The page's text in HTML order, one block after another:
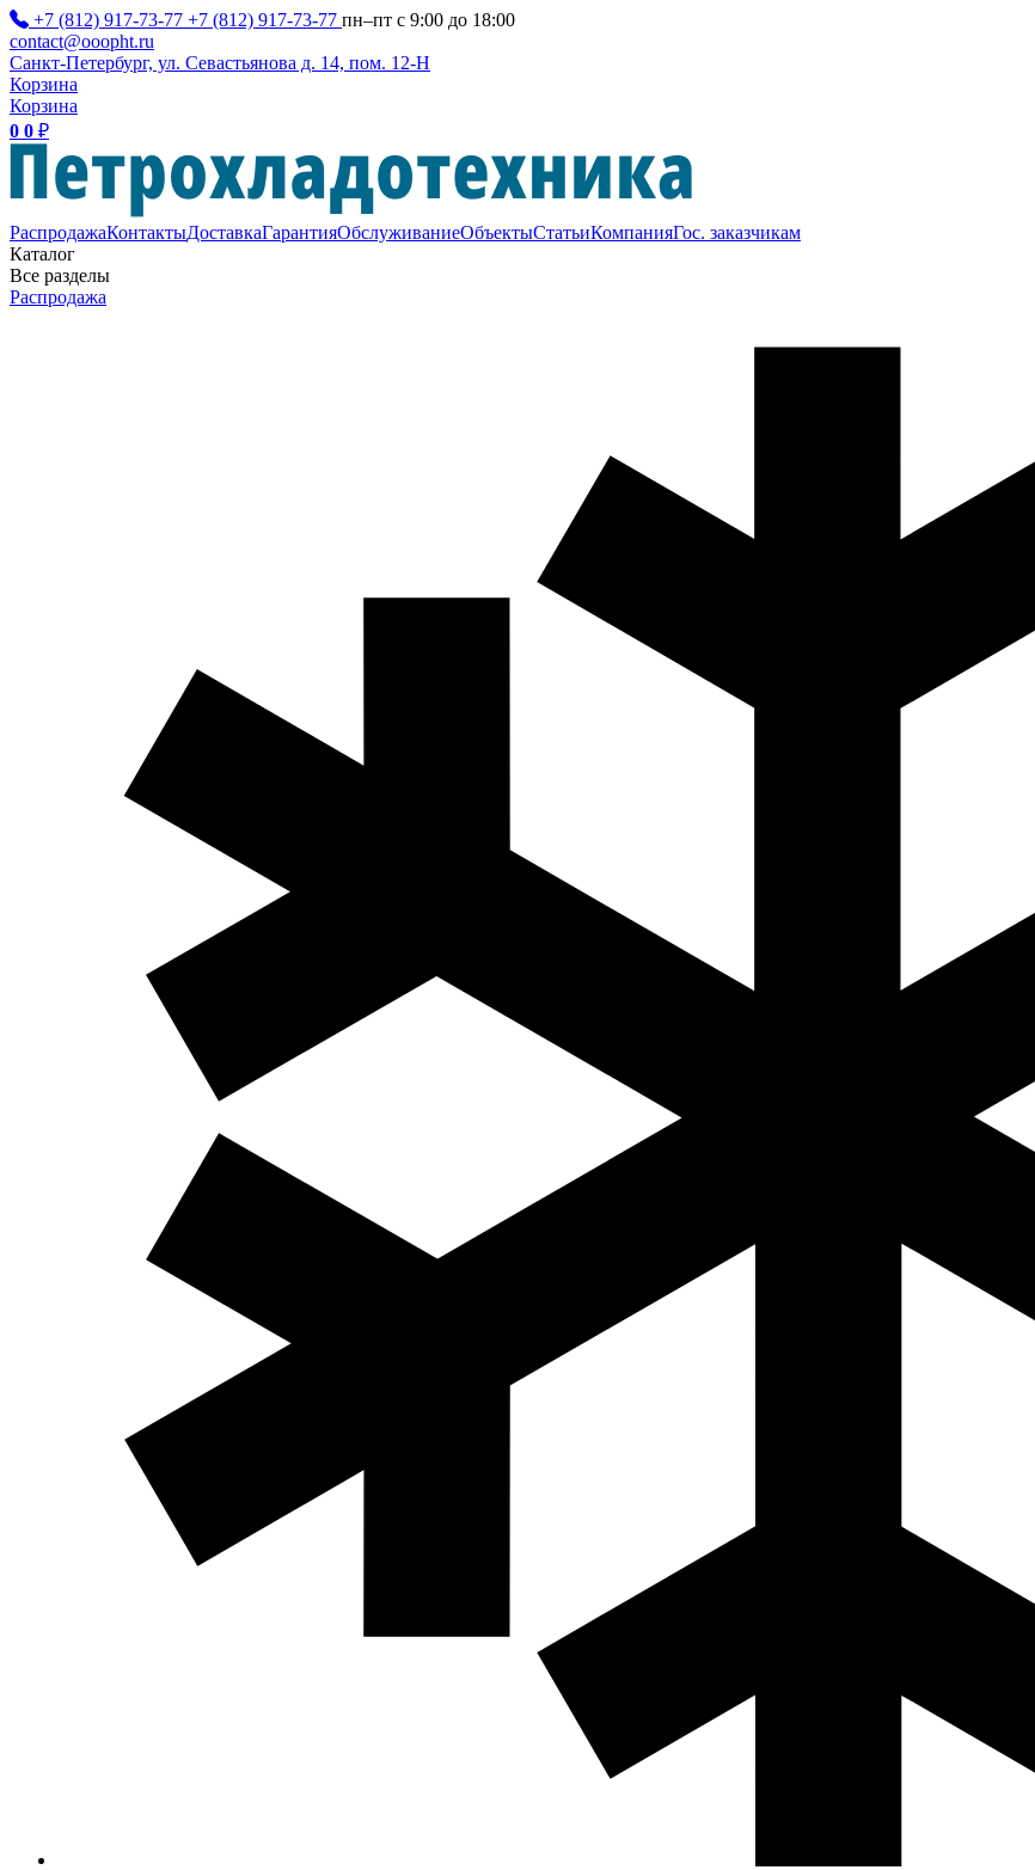
+7 (812) 917-73-77 +7 (812) 917-73-77 пн–пт с 9:00 до 18:00
contact@ooopht.ru
Санкт-Петербург, ул. Севастьянова д. 14, пом. 12-Н
Корзина
Корзина
0 0 ₽
РаспродажаКонтактыДоставкаГарантияОбслуживаниеОбъектыСтатьиКомпанияГос. заказчикам
Каталог
Все разделы
Распродажа